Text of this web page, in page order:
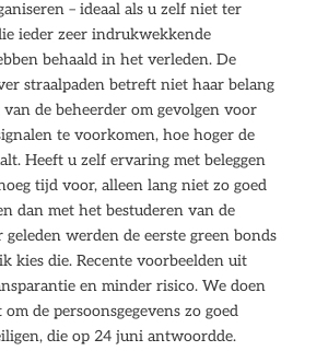
– ideaal als u zelf niet ter
ieder zeer indrukwekkende
behaald in het verleden. De
straalpaden betreft niet haar belang
de beheerder om gevolgen voor
te voorkomen, hoe hoger de
Heeft u zelf ervaring met beleggen
tijd voor, alleen lang niet zo goed
dan met het bestuderen van de
geleden werden de eerste green bonds
kies die. Recente voorbeelden uit
en minder risico. We doen
de persoonsgegevens zo goed
die op 24 juni antwoordde.